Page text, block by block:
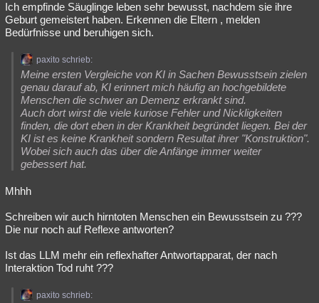
Übersichten
Teilgenommen
Lesenswert Schlüsselwörter
Ich empfinde Säuglinge leben sehr bewusst, nachdem sie ihre
Geburt gemeistert haben. Erkennen die Eltern , melden
Bedürfnisse und beruhigen sich.
paxito schrieb:
Meine ersten Vergleiche von KI in Sachen Bewusstsein zielen
genau darauf ab, KI erinnert mich häufig an hochgebildete
Menschen die schwer an Demenz erkrankt sind.
Auch dort wirst die viele kuriose Fehler und Nickligkeiten
finden, die dort eben in der Krankheit begründet liegen. Bei der
KI ist es keine Krankheit sondern Resultat ihrer "Konstruktion".
Wobei sich auch das über die Anfänge immer weiter
gebessert hat.
Mhhh
Schreiben wir auch hirntoten Menschen ein Bewusstsein zu ???
Die nur noch auf Reflexe antworten?
Ist das LLM mehr ein reflexhafter Antwortapparat, der nach
Interaktion Tod ruht ???
paxito schrieb: